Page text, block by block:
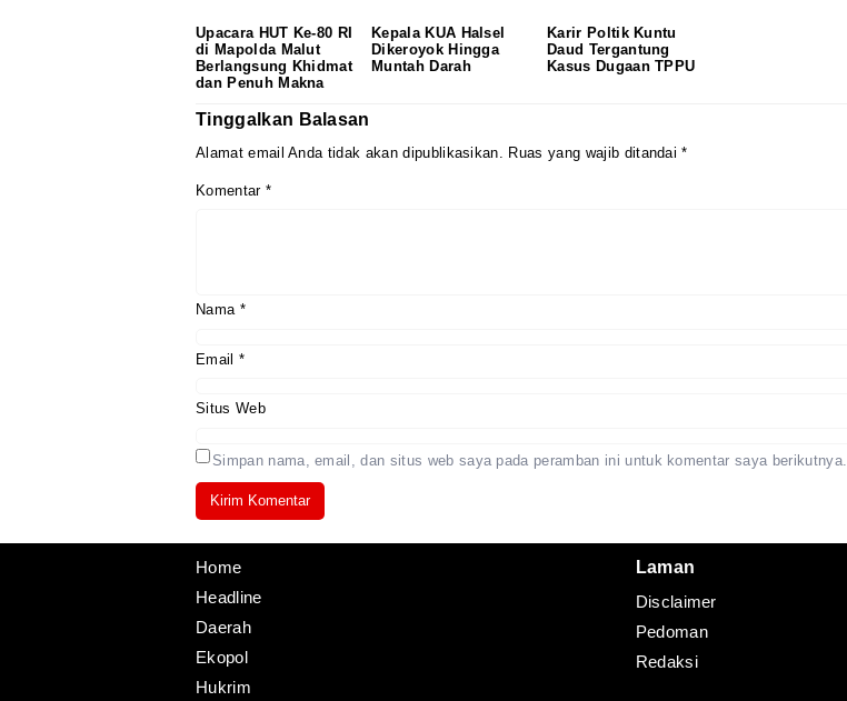
Upacara HUT Ke-80 RI
di Mapolda Malut
Berlangsung Khidmat
dan Penuh Makna
‎Kepala KUA Halsel
Dikeroyok Hingga
Muntah Darah
Karir Poltik Kuntu
Daud Tergantung
Kasus Dugaan TPPU
Tinggalkan Balasan
Alamat email Anda tidak akan dipublikasikan. Ruas yang wajib ditandai*
Komentar *
Nama *
Email *
Situs Web
Simpan nama, email, dan situs web saya pada peramban ini untuk komentar saya berikutnya.
Home
Headline
Daerah
Ekopol
Hukrim
Laman
Disclaimer
Pedoman
Redaksi